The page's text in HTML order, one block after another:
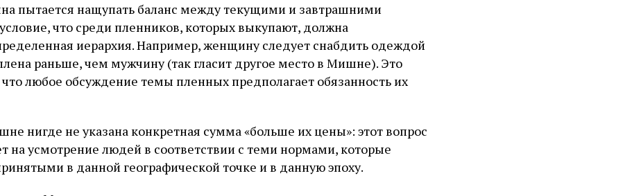
пытается нащупать баланс между текущими и завтрашними
что среди пленников, которых выкупают, должна
иерархия. Например, женщину следует снабдить одеждой
раньше, чем мужчину (так гласит другое место в Мишне). Это
что любое обсуждение темы пленных предполагает обязанность их
нигде не указана конкретная сумма «больше их цены»: этот вопрос
на усмотрение людей в соответствии с теми нормами, которые
в данной географической точке и в данную эпоху.